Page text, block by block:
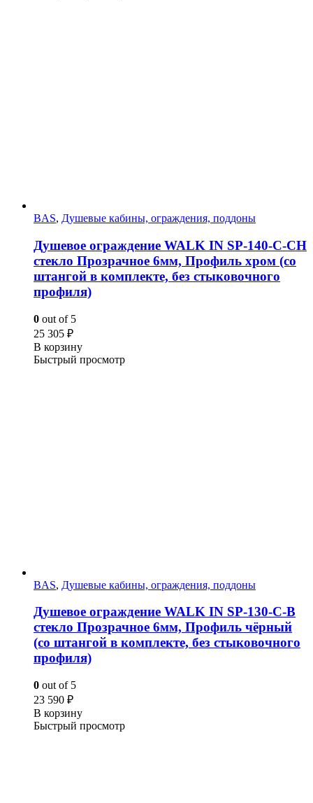
BAS, Душевые кабины, ограждения, поддоны
Душевое ограждение WALK IN SP-140-C-CH
стекло Прозрачное 6мм, Профиль хром (со
штангой в комплекте, без стыковочного
профиля)
0 out of 5
25 305 ₽
В корзину
Быстрый просмотр
BAS, Душевые кабины, ограждения, поддоны
Душевое ограждение WALK IN SP-130-C-B
стекло Прозрачное 6мм, Профиль чёрный
(со штангой в комплекте, без стыковочного
профиля)
0 out of 5
23 590 ₽
В корзину
Быстрый просмотр